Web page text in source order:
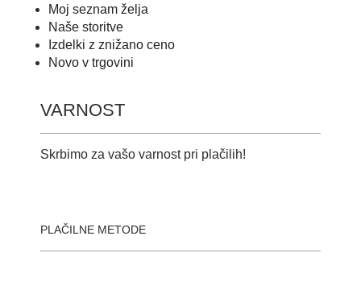
Moj seznam želja
Naše storitve
Izdelki z znižano ceno
Novo v trgovini
VARNOST
Skrbimo za vašo varnost pri plačilih!
PLAČILNE METODE